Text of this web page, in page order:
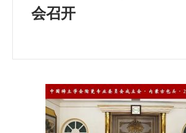
会召开